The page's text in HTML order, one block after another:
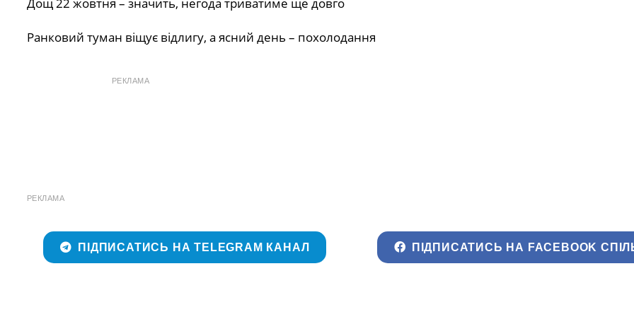
Ранковий туман віщує відлигу, а ясний день – похолодання
РЕКЛАМА
РЕКЛАМА
ПІДПИСАТИСЬ НА TELEGRAM КАНАЛ ПІДПИСАТИСЬ НА FACEBOOK